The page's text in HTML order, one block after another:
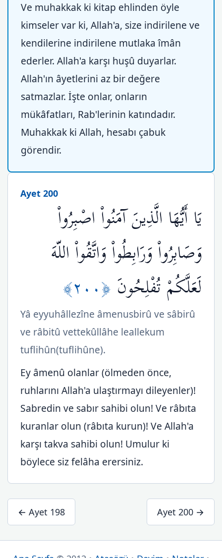
Ve muhakkak ki kitap ehlinden öyle
kimseler var ki, Allah'a, size indirilene ve
kendilerine indirilene mutlaka îmân
ederler. Allah'a karşı huşû duyarlar.
Allah'ın âyetlerini az bir değere
satmazlar. İşte onlar, onların
mükâfatları, Rab'lerinin katındadır.
Muhakkak ki Allah, hesabı çabuk
görendir.
Ayet 200
يَا أَيُّهَا الَّذِينَ آمَنُواْ اصْبِرُواْ
وَصَابِرُواْ وَرَابِطُواْ وَاتَّقُواْ اللّهَ
لَعَلَّكُمْ تُفْلِحُونَ ﴿٢٠٠﴾
Yâ eyyuhâllezîne âmenusbirû ve sâbirû
ve râbitû vettekûllâhe leallekum
tuflihûn(tuflihûne).
Ey âmenû olanlar (ölmeden önce,
ruhlarını Allah'a ulaştırmayı dileyenler)!
Sabredin ve sabır sahibi olun! Ve râbıta
kuranlar olun (râbıta kurun)! Ve Allah'a
karşı takva sahibi olun! Umulur ki
böylece siz felâha erersiniz.
← Ayet 198 Ayet 200 →